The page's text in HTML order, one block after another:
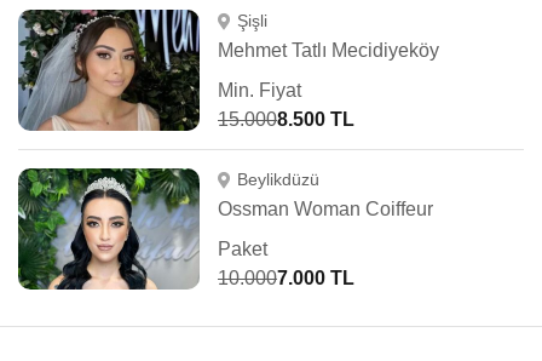
Şişli
Mehmet Tatlı Mecidiyeköy
Min. Fiyat
15.0008.500 TL
Beylikdüzü
Ossman Woman Coiffeur
Paket
10.0007.000 TL